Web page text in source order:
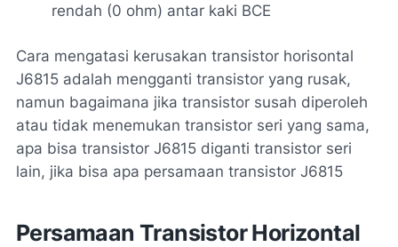
rendah (0 ohm) antar kaki BCE
Cara mengatasi kerusakan transistor horisontal
J6815 adalah mengganti transistor yang rusak,
namun bagaimana jika transistor susah diperoleh
atau tidak menemukan transistor seri yang sama,
apa bisa transistor J6815 diganti transistor seri
lain, jika bisa apa persamaan transistor J6815
Persamaan Transistor Horizontal